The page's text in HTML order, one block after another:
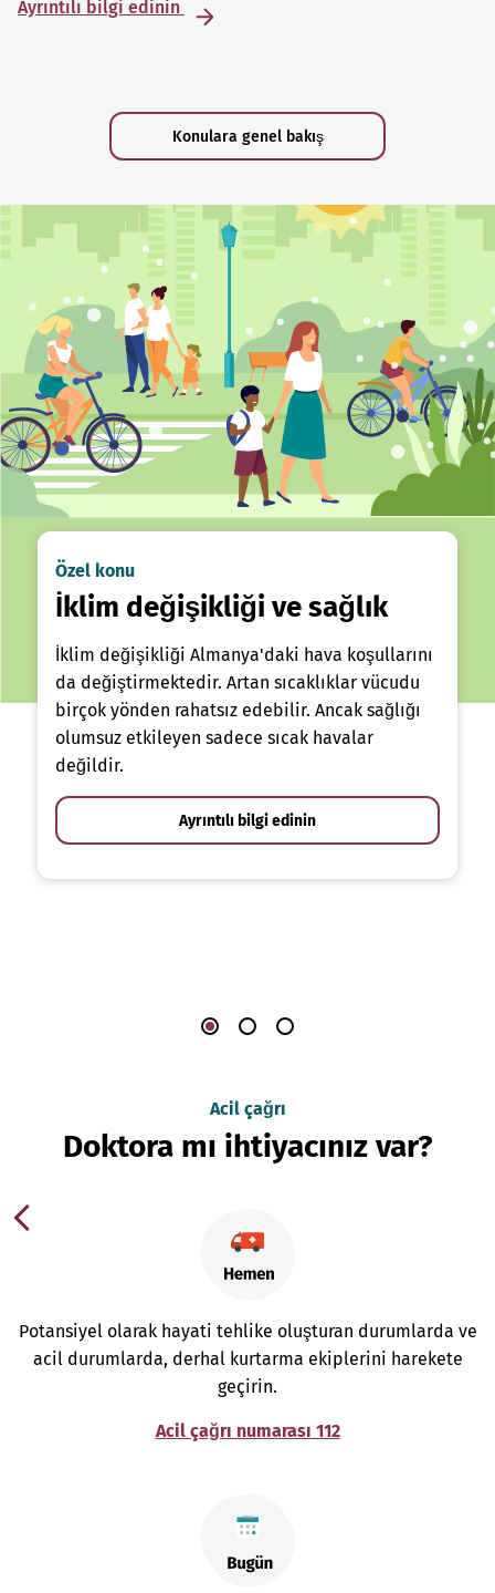
Ayrıntılı bilgi edinin
Konulara genel bakış
Özel konu
İklim değişikliği ve sağlık
İklim değişikliği Almanya'daki hava koşullarını
da değiştirmektedir. Artan sıcaklıklar vücudu
birçok yönden rahatsız edebilir. Ancak sağlığı
olumsuz etkileyen sadece sıcak havalar
değildir.
Ayrıntılı bilgi edinin
Acil çağrı
Doktora mı ihtiyacınız var?
Potansiyel olarak hayati tehlike oluşturan durumlarda ve
acil durumlarda, derhal kurtarma ekiplerini harekete
geçirin.
Acil çağrı numarası 112